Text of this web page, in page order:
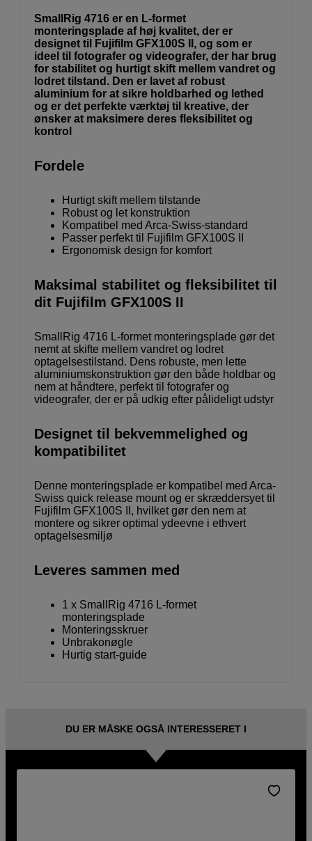
SmallRig 4716 er en L-formet
monteringsplade af høj kvalitet, der er
designet til Fujifilm GFX100S II, og som er
ideel til fotografer og videografer, der har brug
for stabilitet og hurtigt skift mellem vandret og
lodret tilstand. Den er lavet af robust
aluminium for at sikre holdbarhed og lethed
og er det perfekte værktøj til kreative, der
ønsker at maksimere deres fleksibilitet og
kontrol
Fordele
Hurtigt skift mellem tilstande
Robust og let konstruktion
Kompatibel med Arca-Swiss-standard
Passer perfekt til Fujifilm GFX100S II
Ergonomisk design for komfort
Maksimal stabilitet og fleksibilitet til
dit Fujifilm GFX100S II
SmallRig 4716 L-formet monteringsplade gør det
nemt at skifte mellem vandret og lodret
optagelsestilstand. Dens robuste, men lette
aluminiumskonstruktion gør den både holdbar og
nem at håndtere, perfekt til fotografer og
videografer, der er på udkig efter pålideligt udstyr
Designet til bekvemmelighed og
kompatibilitet
Denne monteringsplade er kompatibel med Arca-
Swiss quick release mount og er skræddersyet til
Fujifilm GFX100S II, hvilket gør den nem at
montere og sikrer optimal ydeevne i ethvert
optagelsesmiljø
Leveres sammen med
1 x SmallRig 4716 L-formet
monteringsplade
Monteringsskruer
Unbrakonøgle
Hurtig start-guide
DU ER MÅSKE OGSÅ INTERESSERET I